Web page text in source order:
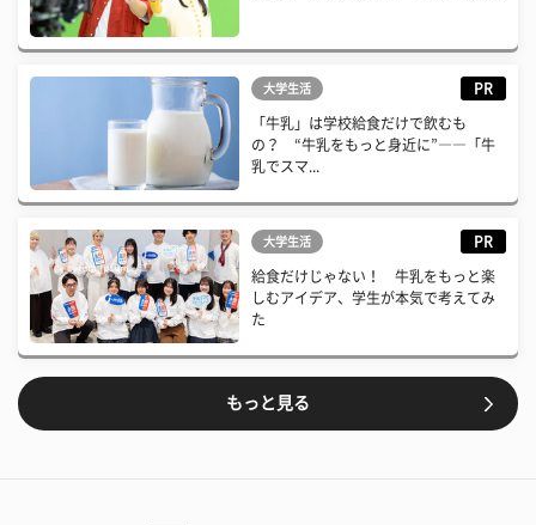
大学生活 PR
「牛乳」は学校給食だけで飲むも
の？ “牛乳をもっと身近に”――「牛
乳でスマ...
大学生活 PR
給食だけじゃない！ 牛乳をもっと楽
しむアイデア、学生が本気で考えてみ
た
もっと見る